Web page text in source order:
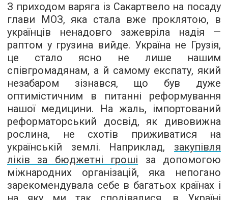
З приходом варяга із Сакартвело на посаду
глави МОЗ, яка стала вже проклятою, в
українців ненадовго зажевріла надія —
раптом у грузина вийде. Україна не Грузія,
це стало ясно не лише нашим
співгромадянам, а й самому експату, який
незабаром зізнався, що був дуже
оптимістичним в питанні реформування
нашої медицини. На жаль, імпортований
реформаторський досвід, як дивовижна
рослина, не схотів приживатися на
українській землі. Наприклад, закупівля
ліків за бюджетні гроші за допомогою
міжнародних організацій, яка непогано
зарекомендувала себе в багатьох країнах і